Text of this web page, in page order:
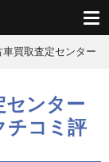
車買取査定センター
センター
チコミ評